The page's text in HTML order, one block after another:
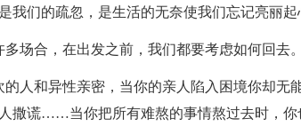
我们的疏忽，是生活的无奈使我们忘记亮丽起
场合，在出发之前，我们都要考虑如何回去
的人和异性亲密，当你的亲人陷入困境你却无
撒谎……当你把所有难熬的事情熬过去时，你